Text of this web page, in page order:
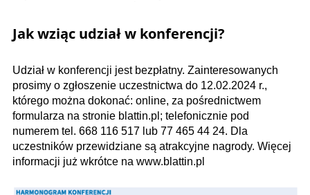
Jak wziąc udział w konferencji?
Udział w konferencji jest bezpłatny. Zainteresowanych
prosimy o zgłoszenie uczestnictwa do 12.02.2024 r.,
którego można dokonać: online, za pośrednictwem
formularza na stronie blattin.pl; telefonicznie pod
numerem tel. 668 116 517 lub 77 465 44 24. Dla
uczestników przewidziane są atrakcyjne nagrody. Więcej
informacji już wkrótce na www.blattin.pl